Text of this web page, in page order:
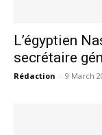
L’égyptien
secrétaire
Rédaction - 9 March